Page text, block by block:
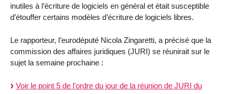
inutiles à l’écriture de logiciels en général et était susceptible
d’étouffer certains modèles d’écriture de logiciels libres.
Le rapporteur, l’eurodéputé Nicola Zingaretti, a précisé que la
commission des affaires juridiques (JURI) se réunirait sur le
sujet la semaine prochaine :
Voir le point 5 de l’ordre du jour de la réunion de JURI du